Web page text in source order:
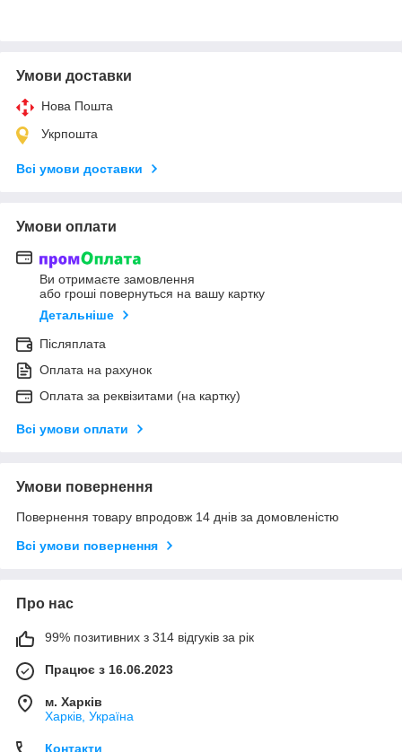
Умови доставки
Нова Пошта
Укрпошта
Всі умови доставки
Умови оплати
Ви отримаєте замовлення
або гроші повернуться на вашу картку
Детальніше
Післяплата
Оплата на рахунок
Оплата за реквізитами (на картку)
Всі умови оплати
Умови повернення
Повернення товару впродовж 14 днів за домовленістю
Всі умови повернення
Про нас
99% позитивних з 314 відгуків за рік
Працює з 16.06.2023
м. Харків
Харків, Україна
Контакти